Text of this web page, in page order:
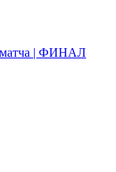
матча | ФИНАЛ